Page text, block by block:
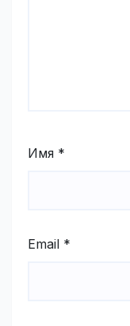
Имя *
Email *